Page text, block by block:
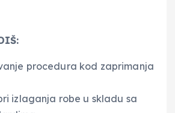
procedura kod zaprimanja
izlaganja robe u skladu sa